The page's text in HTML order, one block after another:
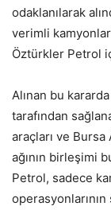
odaklanılarak
verimli
Öztürkler Petrol
Alınan bu
tarafından
araçları ve Bursa
ağının birleşimi
Petrol, sadece
operasyonlarının